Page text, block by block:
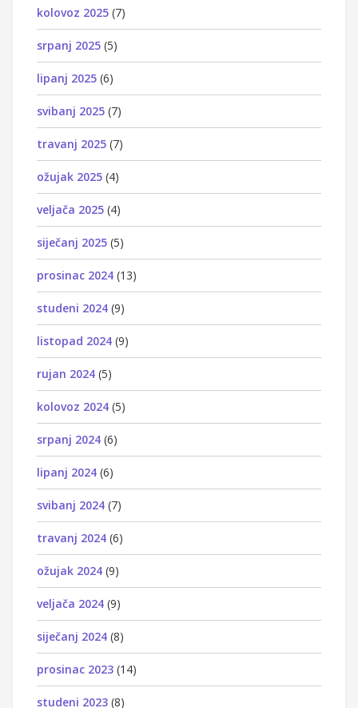
kolovoz 2025 (7)
srpanj 2025 (5)
lipanj 2025 (6)
svibanj 2025 (7)
travanj 2025 (7)
ožujak 2025 (4)
veljača 2025 (4)
siječanj 2025 (5)
prosinac 2024 (13)
studeni 2024 (9)
listopad 2024 (9)
rujan 2024 (5)
kolovoz 2024 (5)
srpanj 2024 (6)
lipanj 2024 (6)
svibanj 2024 (7)
travanj 2024 (6)
ožujak 2024 (9)
veljača 2024 (9)
siječanj 2024 (8)
prosinac 2023 (14)
studeni 2023 (8)